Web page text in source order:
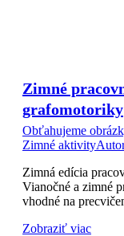
Zimné
grafomotoriky
Obťahujeme
Zimné aktivity
Zimná edícia
Vianočné a zimné
vhodné na
Zobraziť viac